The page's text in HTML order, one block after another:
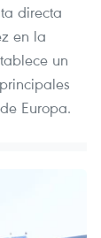
directa
en la
un
Europa.